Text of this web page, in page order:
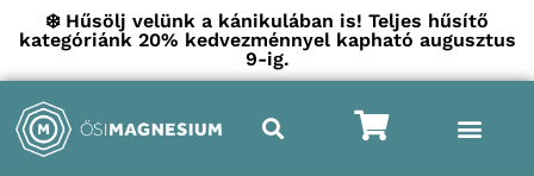
❄️ Hűsölj velünk a kánikulában is! Teljes hűsítő
kategóriánk 20% kedvezménnyel kapható augusztus
9-ig.